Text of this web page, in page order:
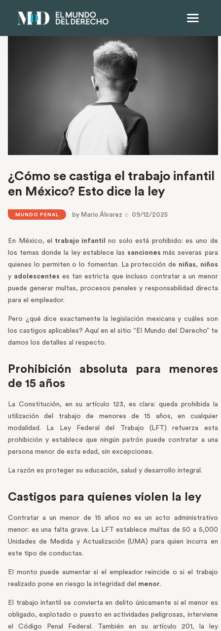
¿Cómo se castiga el trabajo infantil
en México? Esto dice la ley
MUNDO PENAL by Mario Álvarez 09/12/2025
En México, el trabajo infantilno solo está prohibido: es uno de
los temas donde la ley establece las sancionesmás severas para
quienes lo permiten o lo fomentan. La protección de niñas, niños
y adolescentes es tan estricta que incluso contratar a un menor
puede generar multas, procesos penales y responsabilidad directa
para el empleador.
Pero ¿qué dice exactamente la legislación mexicana y cuáles son
los castigos aplicables? Aquí en el sitio “El Mundo del Derecho” te
damos los detalles al respecto.
Prohibición absoluta para menores
de 15 años
La Constitución, en su artículo 123, es clara: queda prohibida la
utilización del trabajo de menores de 15 años, en cualquier
modalidad. La Ley Federal del Trabajo (LFT) refuerza esta
prohibición y establece que ningún patrón puede contratar a una
persona menor de esta edad, sin excepciones.
La razón es proteger su educación, salud y desarrollo integral.
Castigos para quienes violen la ley
Contratar a un menor de 15 años no es un acto administrativo
menor: es una falta grave. La LFT establece multas de 50 a 5,000
Unidades de Medida y Actualización (UMA) para quien incurra en
este tipo de conductas.
El monto puede aumentar si el empleador reincide o si el trabajo
realizado pone en riesgo la integridad del menor.
El trabajo infantil se convierta en delito únicamente si el menor es
obligado, explotado o puesto en actividades peligrosas, interviene
el Código Penal Federal. También en su artículo 201, la ley